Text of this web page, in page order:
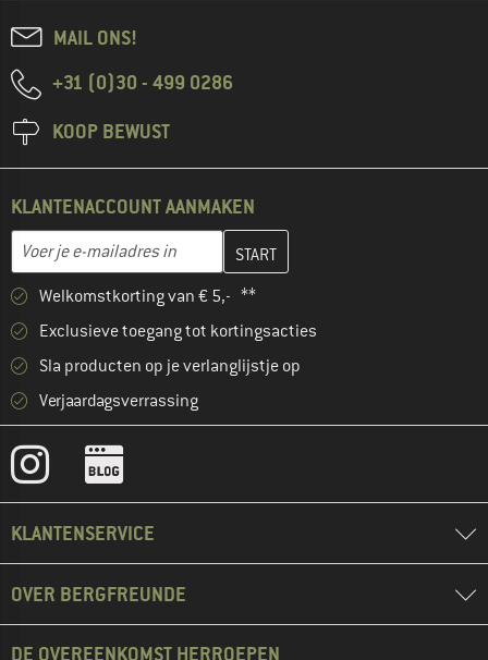
MAIL ONS!
+31 (0)30 - 499 0286
KOOP BEWUST
KLANTENACCOUNT AANMAKEN
E-mailadres
Vul je e-mailadres hier in en maak in de volgende stap je
Welkomstkorting van € 5,- **
Exclusieve toegang tot kortingsacties
Sla producten op je verlanglijstje op
Verjaardagsverrassing
KLANTENSERVICE
OVER BERGFREUNDE
DE OVEREENKOMST HERROEPEN